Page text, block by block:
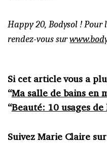
Happy 20, Bodysol ! Pour
rendez-vous sur
Si cet article vous a
“Ma salle de bains en
“Beauté: 10 usages de
Suivez Marie Claire